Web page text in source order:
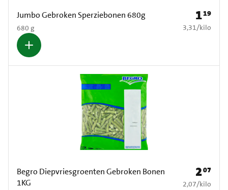
Jumbo Gebroken Sperziebonen 680g
680 g
Prijs: €
119
€ 3,31 per kilo
3,31/kilo
Begro Diepvriesgroenten Gebroken Bonen
1KG
Prijs: €
207
€ 2,07 per kilo
2,07/kilo